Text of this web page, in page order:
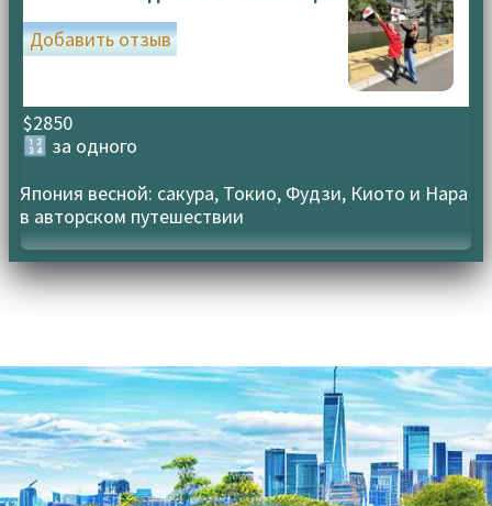
конфиденциальности
$2850
🔢 за одного
Добавить отзыв
Япония весной: сакура, Токио, Фудзи, Киото и Нара
в авторском путешествии